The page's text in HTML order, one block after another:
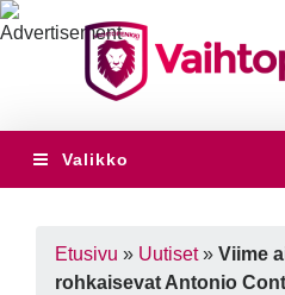
Valikko
Etusivu » Uutiset» Viime
rohkaisevat Antonio